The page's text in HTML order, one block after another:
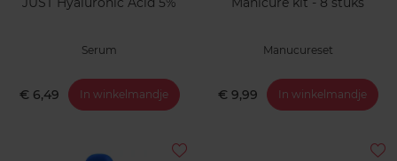
Serum
€ 6,49 In winkelmandje
Manucureset
€ 9,99 In winkelmandje